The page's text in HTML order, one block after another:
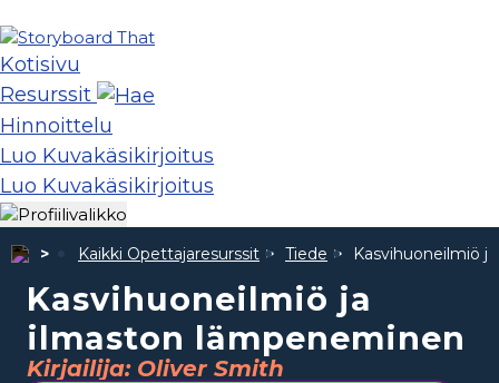
Kotisivu
Resurssit
Hinnoittelu
Luo Kuvakäsikirjoitus
Luo Kuvakäsikirjoitus
Kaikki Opettajaresurssit Tiede Kasvihuoneilmiö
Kasvihuoneilmiö ja
ilmaston lämpeneminen
Kirjailija: Oliver Smith